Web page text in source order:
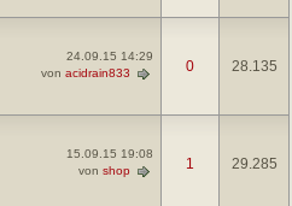
24.09.15 14:29
von acidrain833 0 28.135
15.09.15 19:08
von shop 1 29.285